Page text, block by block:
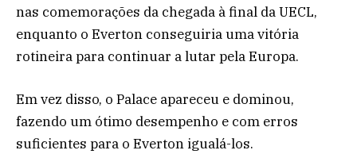
nas comemorações da chegada à final da UECL,
enquanto o Everton conseguiria uma vitória
rotineira para continuar a lutar pela Europa.
Em vez disso, o Palace apareceu e dominou,
fazendo um ótimo desempenho e com erros
suficientes para o Everton igualá-los.